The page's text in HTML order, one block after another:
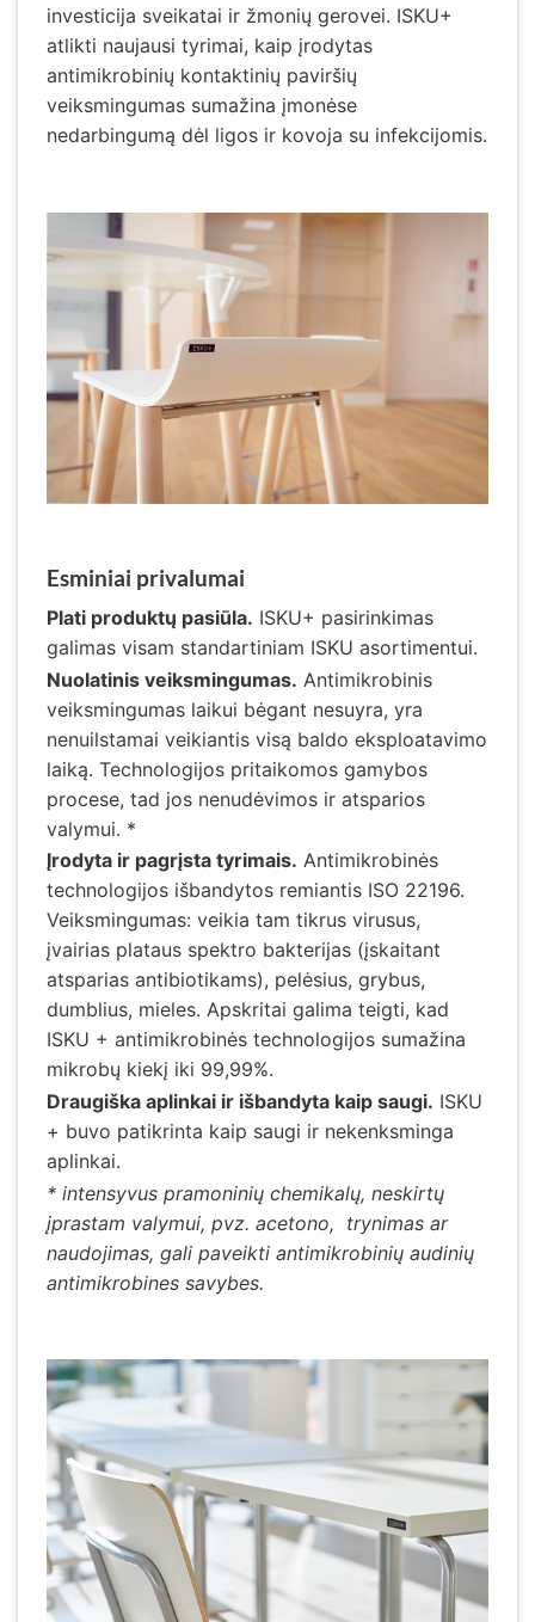
investicija sveikatai ir žmonių gerovei. ISKU+
atlikti naujausi tyrimai, kaip įrodytas
antimikrobinių kontaktinių paviršių
veiksmingumas sumažina įmonėse
nedarbingumą dėl ligos ir kovoja su infekcijomis.
Esminiai privalumai
Plati produktų pasiūla. ISKU+ pasirinkimas
galimas visam standartiniam ISKU asortimentui.
Nuolatinis veiksmingumas. Antimikrobinis
veiksmingumas laikui bėgant nesuyra, yra
nenuilstamai veikiantis visą baldo eksploatavimo
laiką. Technologijos pritaikomos gamybos
procese, tad jos nenudėvimos ir atsparios
valymui. *
Įrodyta ir pagrįsta tyrimais. Antimikrobinės
technologijos išbandytos remiantis ISO 22196.
Veiksmingumas: veikia tam tikrus virusus,
įvairias plataus spektro bakterijas (įskaitant
atsparias antibiotikams), pelėsius, grybus,
dumblius, mieles. Apskritai galima teigti, kad
ISKU + antimikrobinės technologijos sumažina
mikrobų kiekį iki 99,99%.
Draugiška aplinkai ir išbandyta kaip saugi. ISKU
+ buvo patikrinta kaip saugi ir nekenksminga
aplinkai.
* intensyvus pramoninių chemikalų, neskirtų
įprastam valymui, pvz. acetono, trynimas ar
naudojimas, gali paveikti antimikrobinių audinių
antimikrobines savybes.